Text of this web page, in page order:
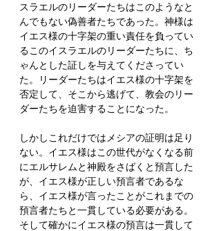
スラエルのリーダーたちはこのようなと
んでもない偽善者たちであった。神様は
イエス様の十字架の重い責任を負ってい
るこのイスラエルのリーダーたちに、ち
ゃんとした証しを与えてくださってい
た。リーダーたちはイエス様の十字架を
否定して、そこから逃げて、教会のリー
ダーたちを迫害することになった。
しかしこれだけではメシアの証明は足り
ない。イエス様はこの世代がなくなる前
にエルサレムと神殿をさばくと預言した
が、イエス様が正しい預言者であるな
ら、イエス様が言ったことがこれまでの
預言者たちと一貫している必要がある。
そして確かにイエス様の預言は一貫して